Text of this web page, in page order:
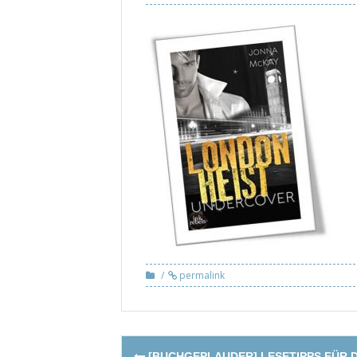
permalink